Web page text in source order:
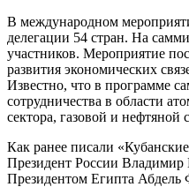
В международном
делегации 54 стран. На
участников. Мероприятие
развития экономических
Известно, что в программе
сотрудничества в области
сектора, газовой и нефтяной
Как ранее писали
Президент России Владимир
Президентом Египта Абдель